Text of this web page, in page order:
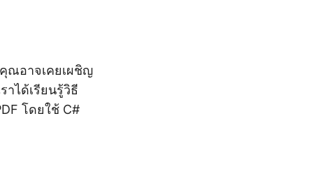
ณอาจเคยเผชิญ
ได้เรียนรู้วิธี
โดยใช้ C#